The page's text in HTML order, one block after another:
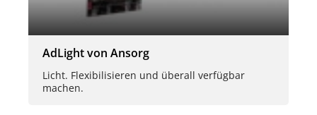
AdLight von Ansorg
Licht. Flexibilisieren und überall verfügbar
machen.